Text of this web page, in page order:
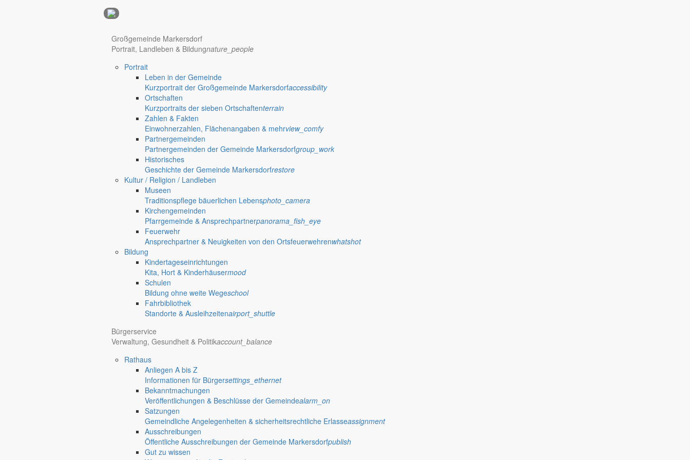
Hotel Nürnberg
anzeigen@gemeinde-markersdorf.de
Großgemeinde Markersdorf
Portrait, Landleben & Bildungnature_people
Portrait
Leben in der Gemeinde
Kurzportrait der Großgemeinde Markersdorfaccessibility
Ortschaften
Kurzportraits der sieben Ortschaftenterrain
Zahlen & Fakten
Einwohnerzahlen, Flächenangaben & mehrview_comfy
Partnergemeinden
Partnergemeinden der Gemeinde Markersdorfgroup_work
Historisches
Geschichte der Gemeinde Markersdorfrestore
Kultur / Religion / Landleben
Museen
Traditionspflege bäuerlichen Lebensphoto_camera
Kirchengemeinden
Pfarrgemeinde & Ansprechpartnerpanorama_fish_eye
Feuerwehr
Ansprechpartner & Neuigkeiten von den Ortsfeuerwehrenwhatshot
Bildung
Kindertageseinrichtungen
Kita, Hort & Kinderhäusermood
Schulen
Bildung ohne weite Wegeschool
Fahrbibliothek
Standorte & Ausleihzeitenairport_shuttle
Bürgerservice
Verwaltung, Gesundheit & Politikaccount_balance
Rathaus
Anliegen A bis Z
Informationen für Bürgersettings_ethernet
Bekanntmachungen
Veröffentlichungen & Beschlüsse der Gemeindealarm_on
Satzungen
Gemeindliche Angelegenheiten & sicherheitsrechtliche Erlasseassignment
Ausschreibungen
Öffentliche Ausschreibungen der Gemeinde Markersdorfpublish
Gut zu wissen
Firmendatenbank
Schlesisches Transportunternehmen
Deutsch-Paulsdorf
Jauernick-Buschbach
Schlesisches Transportunternehmen